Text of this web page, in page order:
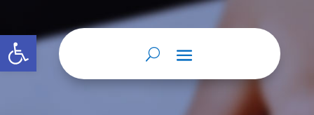
Abrir barra de herramientas